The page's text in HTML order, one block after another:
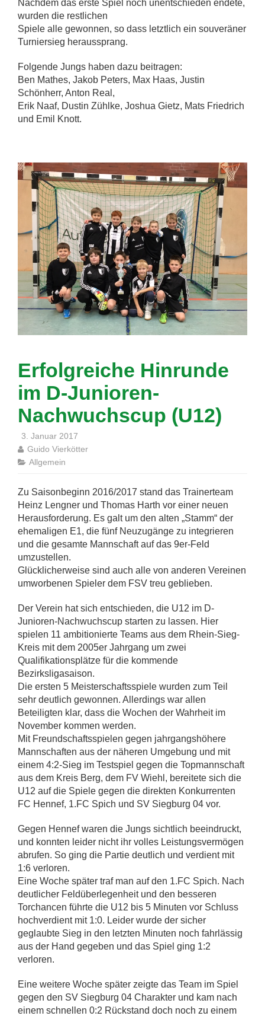
Nachdem das erste Spiel noch unentschieden endete,
wurden die restlichen
Spiele alle gewonnen, so dass letztlich ein souveräner
Turniersieg heraussprang.
Folgende Jungs haben dazu beitragen:
Ben Mathes, Jakob Peters, Max Haas, Justin
Schönherr, Anton Real,
Erik Naaf, Dustin Zühlke, Joshua Gietz, Mats Friedrich
und Emil Knott.
Erfolgreiche Hinrunde
im D-Junioren-
Nachwuchscup (U12)
3. Januar 2017
Guido Vierkötter
Allgemein
Zu Saisonbeginn 2016/2017 stand das Trainerteam
Heinz Lengner und Thomas Harth vor einer neuen
Herausforderung. Es galt um den alten „Stamm“ der
ehemaligen E1, die fünf Neuzugänge zu integrieren
und die gesamte Mannschaft auf das 9er-Feld
umzustellen.
Glücklicherweise sind auch alle von anderen Vereinen
umworbenen Spieler dem FSV treu geblieben.
Der Verein hat sich entschieden, die U12 im D-
Junioren-Nachwuchscup starten zu lassen. Hier
spielen 11 ambitionierte Teams aus dem Rhein-Sieg-
Kreis mit dem 2005er Jahrgang um zwei
Qualifikationsplätze für die kommende
Bezirksligasaison.
Die ersten 5 Meisterschaftsspiele wurden zum Teil
sehr deutlich gewonnen. Allerdings war allen
Beteiligten klar, dass die Wochen der Wahrheit im
November kommen werden.
Mit Freundschaftsspielen gegen jahrgangshöhere
Mannschaften aus der näheren Umgebung und mit
einem 4:2-Sieg im Testspiel gegen die Topmannschaft
aus dem Kreis Berg, dem FV Wiehl, bereitete sich die
U12 auf die Spiele gegen die direkten Konkurrenten
FC Hennef, 1.FC Spich und SV Siegburg 04 vor.
Gegen Hennef waren die Jungs sichtlich beeindruckt,
und konnten leider nicht ihr volles Leistungsvermögen
abrufen. So ging die Partie deutlich und verdient mit
1:6 verloren.
Eine Woche später traf man auf den 1.FC Spich. Nach
deutlicher Feldüberlegenheit und den besseren
Torchancen führte die U12 bis 5 Minuten vor Schluss
hochverdient mit 1:0. Leider wurde der sicher
geglaubte Sieg in den letzten Minuten noch fahrlässig
aus der Hand gegeben und das Spiel ging 1:2
verloren.
Eine weitere Woche später zeigte das Team im Spiel
gegen den SV Siegburg 04 Charakter und kam nach
einem schnellen 0:2 Rückstand doch noch zu einem